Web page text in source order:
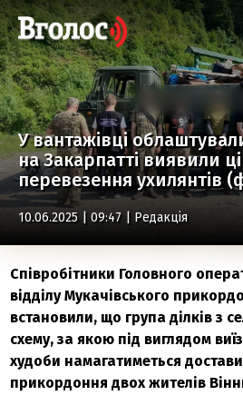
У вантажівці
на Закарпатті виявили
перевезення ухилянтів
10.06.2025 | 09:47 | Редакція
Співробітники Головного
відділу Мукачівського
встановили, що група ділків з
схему, за якою під виглядом
худоби намагатиметься
прикордоння двох жителів